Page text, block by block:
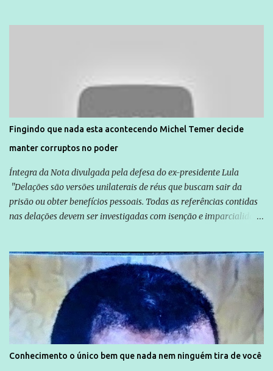
são vítimas de violência, estão em situação de risco ou têm seus
direitos violados. Leia mais: Anistia Internacional cobra do Brasil
solução do caso Amarildo - Terra Brasil
Fingindo que nada esta acontecendo Michel Temer decide
manter corruptos no poder
Íntegra da Nota divulgada pela defesa do ex-presidente Lula
"Delações são versões unilaterais de réus que buscam sair da
prisão ou obter benefícios pessoais. Todas as referências contidas
nas delações devem ser investigadas com isenção e imparcialidade
Globo manteve com o Grupo Odebrecht, citada na delação de
Emílio Odebrecht. Lula sempre atuou para promover o Brasil no
exterior, e não para promover determinadas empresas ou
empresários" Assina a nota o advogado Cristiano Zanin Martins
Conhecimento o único bem que nada nem ninguém tira de você